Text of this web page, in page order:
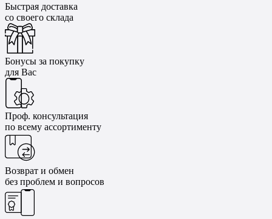
Быстрая доставка
со своего склада
Бонусы за покупку
для Вас
Проф. консультация
по всему ассортименту
Возврат и обмен
без проблем и вопросов